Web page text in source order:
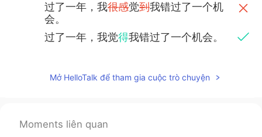
过了一年，我很感觉到我错过了一个机
会。
过了一年，我觉得我错过了一个机会。
件，但我们 外国人都有适应中国人的条
，去
而当地人只能是包容你，而不是适应
Mở HelloTalk để tham gia cuộc trò chuyện
Moments liên quan